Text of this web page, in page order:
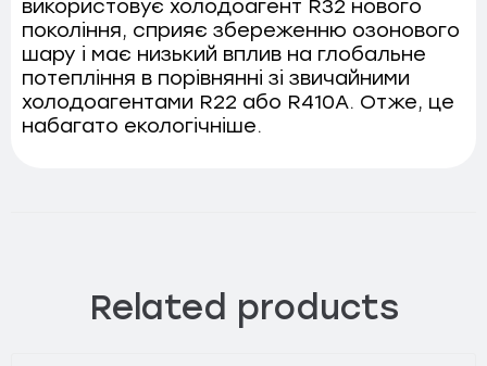
використовує холодоагент R32 нового
покоління, сприяє збереженню озонового
шару і має низький вплив на глобальне
потепління в порівнянні зі звичайними
холодоагентами R22 або R410A. Отже, це
набагато екологічніше.
Related products